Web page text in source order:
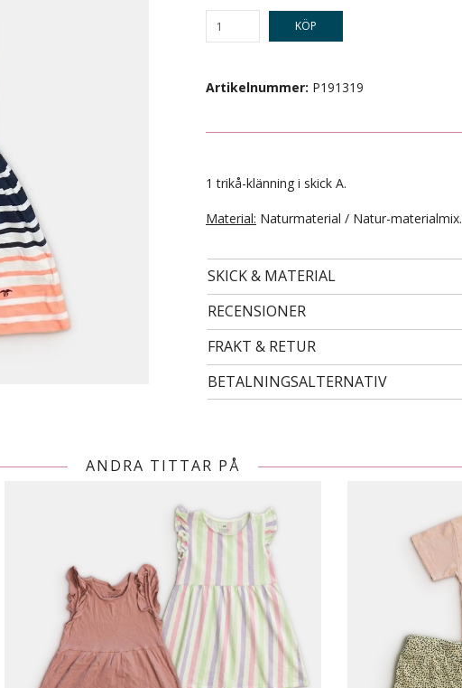
KÖP
Artikelnummer: P191319
1 trikå-klänning i skick A.
Material: Naturmaterial / Natur-materialmix.
SKICK & MATERIAL
RECENSIONER
FRAKT & RETUR
BETALNINGSALTERNATIV
ANDRA TITTAR PÅ